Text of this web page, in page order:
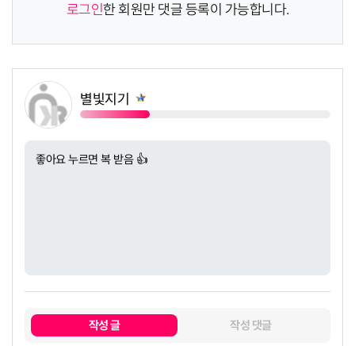
로그인한 회원만 댓글 등록이 가능합니다.
별빛지기
좋아요 누르면 복 받음 👍
작성 글 작성 댓글